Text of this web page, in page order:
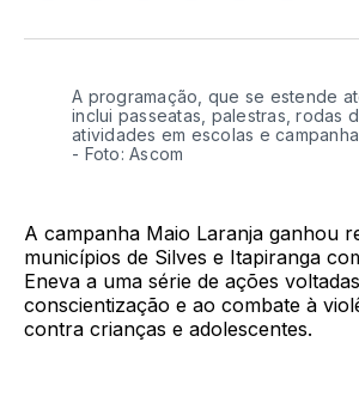
BlueSkyTwitterFacebook
LinkedInWhatsApp
Email
A programação, que se estende
inclui passeatas, palestras, rodas
atividades em escolas e
- Foto: Ascom
A campanha Maio Laranja ganhou
municípios de Silves e Itapiranga
Eneva a uma série de ações
conscientização e ao combate à
contra crianças e adolescentes.